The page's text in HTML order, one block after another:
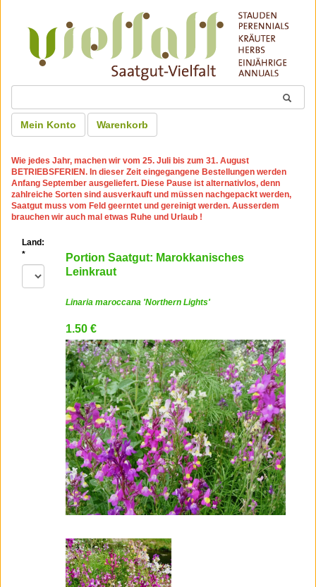
Mein Konto Warenkorb
Wie jedes Jahr, machen wir vom 25. Juli bis zum 31. August
BETRIEBSFERIEN. In dieser Zeit eingegangene Bestellungen werden
Anfang September ausgeliefert. Diese Pause ist alternativlos, denn
zahlreiche Sorten sind ausverkauft und müssen nachgepackt werden,
Saatgut muss vom Feld geerntet und gereinigt werden. Ausserdem
brauchen wir auch mal etwas Ruhe und Urlaub !
Land:
*
Portion Saatgut: Marokkanisches
Leinkraut
Linaria maroccana 'Northern Lights'
1.50 €